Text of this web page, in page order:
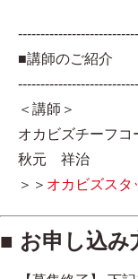
■講師のご紹介
＜講師＞
オカビズチーフコ
秋元 祥治
＞＞ オカビズスタ
■ お申し込み